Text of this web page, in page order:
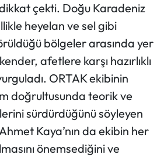
çekti. Doğu Karadeniz
heyelan ve sel gibi
bölgeler arasında yer
afetlere karşı hazırlıklı
ORTAK ekibinin
doğrultusunda teorik ve
sürdürdüğünü söyleyen
Kaya’nın da ekibin her
önemsediğini ve